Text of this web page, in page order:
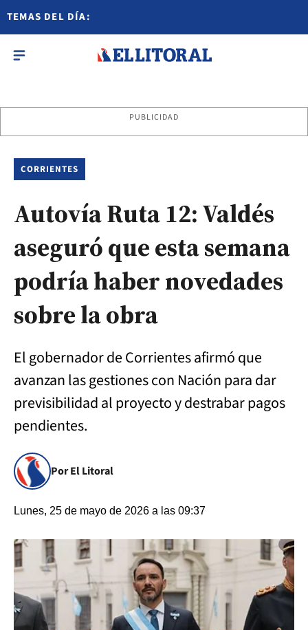
TEMAS DEL DÍA:
PUBLICIDAD
CORRIENTES
Autovía Ruta 12: Valdés
aseguró que esta semana
podría haber novedades
sobre la obra
El gobernador de Corrientes afirmó que
avanzan las gestiones con Nación para dar
previsibilidad al proyecto y destrabar pagos
pendientes.
Por El Litoral
Lunes, 25 de mayo de 2026 a las 09:37